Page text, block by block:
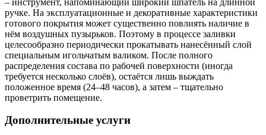
ручке. На эксплуатационные и декоративные характеристики
готового покрытия может существенно повлиять наличие в
нём воздушных пузырьков. Поэтому в процессе заливки
целесообразно периодически прокатывать нанесённый слой
специальным игольчатым валиком. После полного
распределения состава по рабочей поверхности (иногда
требуется несколько слоёв), остаётся лишь выждать
положенное время (24–48 часов), а затем – тщательно
проветрить помещение.
Дополнительные услуги